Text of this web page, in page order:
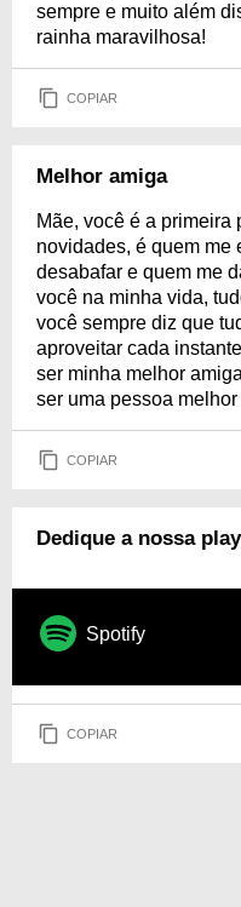
sempre e muito além
rainha maravilhosa!
COPIAR
Melhor amiga
Mãe, você é a primeira
novidades, é quem me
desabafar e quem me
você na minha vida,
você sempre diz que
aproveitar cada
ser minha melhor
ser uma pessoa
COPIAR
Dedique a nossa
Spotify
COPIAR